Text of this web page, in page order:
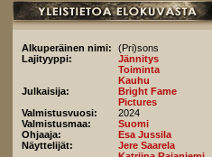
Alkuperäinen nimi:
(Pri)sons
Lajityyppi:
Jännitys
Toiminta
Kauhu
Julkaisija:
Bright Fame
Pictures
Valmistusvuosi:
2024
Valmistusmaa:
Suomi
Ohjaaja:
Esa Jussila
Näyttelijät:
Jere Saarela